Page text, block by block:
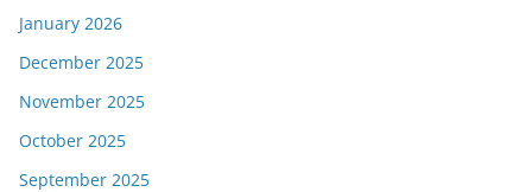
January 2026
December 2025
November 2025
October 2025
September 2025